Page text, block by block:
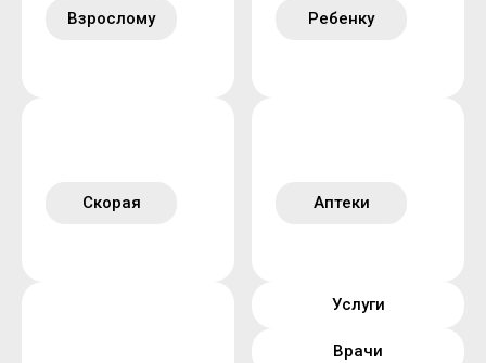
Взрослому Ребенку
Скорая Аптеки
Услуги
Врачи